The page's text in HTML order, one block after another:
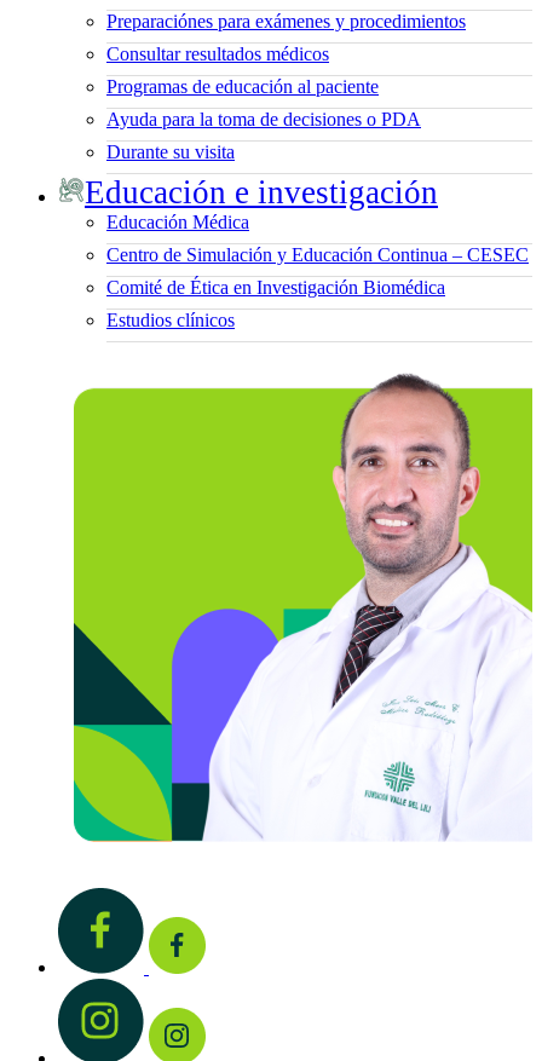
Preparaciónes para exámenes y procedimientos
Consultar resultados médicos
Programas de educación al paciente
Ayuda para la toma de decisiones o PDA
Durante su visita
Educación e investigación
Educación Médica
Centro de Simulación y Educación Continua – CESEC
Comité de Ética en Investigación Biomédica
Estudios clínicos